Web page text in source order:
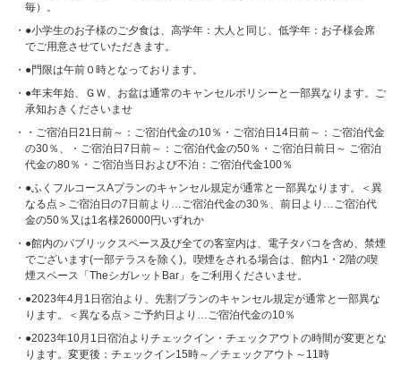
毎）。
●小学生のお子様のご夕食は、高学年：大人と同じ、低学年：お子様会席
でご用意させていただきます。
●門限は午前０時となっております。
●年末年始、ＧＷ、お盆は通常のキャンセルポリシーと一部異なります。ご
承知おきくださいませ
・ご宿泊日21日前～：ご宿泊代金の10％・ご宿泊日14日前～：ご宿泊代金
の30％、・ご宿泊日7日前～：ご宿泊代金の50％・ご宿泊日前日～ ご宿泊
代金の80％・ご宿泊当日および不泊：ご宿泊代金100％
●ふくフルコースAプランのキャンセル規定が通常と一部異なります。＜異
なる点＞ご宿泊日の7日前より…ご宿泊代金の30％、前日より…ご宿泊代
金の50％又は1名様26000円いずれか
●館内のパブリックスペース及び全ての客室内は、電子タバコを含め、禁煙
でございます(一部テラスを除く)。喫煙をされる場合は、館内1・2階の喫
煙スペース「TheシガレットBar」をご利用くださいませ。
●2023年4月1日宿泊より、先割プランのキャンセル規定が通常と一部異な
ります。＜異なる点＞ご予約日より…ご宿泊代金の10％
●2023年10月1日宿泊よりチェックイン・チェックアウトの時間が変更とな
ります。変更後：チェックイン15時～／チェックアウト～11時